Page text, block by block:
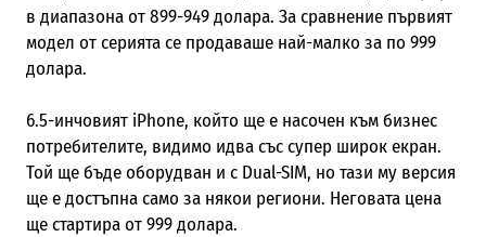
в диапазона от 899-949 долара. За сравнение първият
модел от серията се продаваше най-малко за по 999
долара.
6.5-инчовият iPhone, който ще е насочен към бизнес
потребителите, видимо идва със супер широк екран.
Той ще бъде оборудван и с Dual-SIM, но тази му версия
ще е достъпна само за някои региони. Неговата цена
ще стартира от 999 долара.